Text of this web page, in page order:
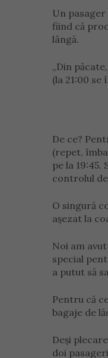
Un
fiind că
lângă.
„Din
(la 21:00
De ce?
(repet,
pe la
controlul
O singură
aşezat la
Noi am
special
a putut să
Pentru că
bagaje de
Deși
doi